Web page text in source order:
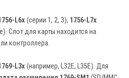
L6x (серии 1, 2, 3), 1756-L7x
Слот для карты находится на
контроллера.
L3x (например, L32E, L35E). Для